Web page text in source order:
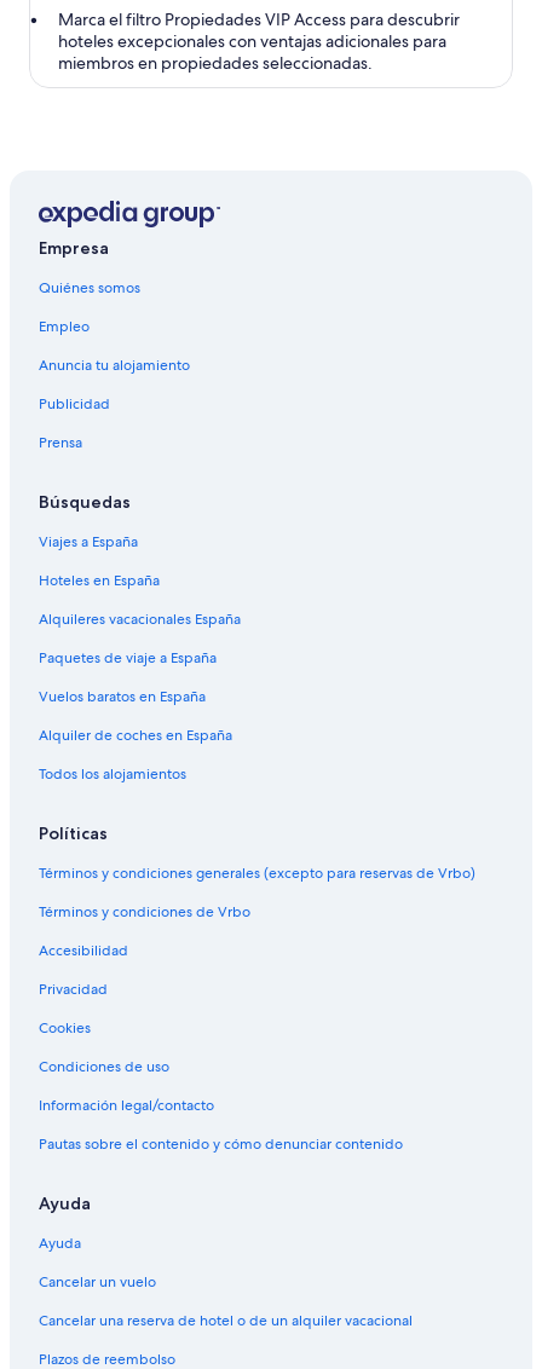
Marca el filtro Propiedades VIP Access para descubrir
hoteles excepcionales con ventajas adicionales para
miembros en propiedades seleccionadas.
Empresa
Quiénes somos
Empleo
Anuncia tu alojamiento
Publicidad
Prensa
Búsquedas
Viajes a España
Hoteles en España
Alquileres vacacionales España
Paquetes de viaje a España
Vuelos baratos en España
Alquiler de coches en España
Todos los alojamientos
Políticas
Términos y condiciones generales (excepto para reservas de Vrbo)
Términos y condiciones de Vrbo
Accesibilidad
Privacidad
Cookies
Condiciones de uso
Información legal/contacto
Pautas sobre el contenido y cómo denunciar contenido
Ayuda
Ayuda
Cancelar un vuelo
Cancelar una reserva de hotel o de un alquiler vacacional
Plazos de reembolso